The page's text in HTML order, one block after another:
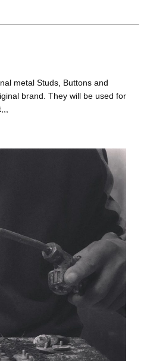
metal Studs, Buttons and
brand. They will be used for